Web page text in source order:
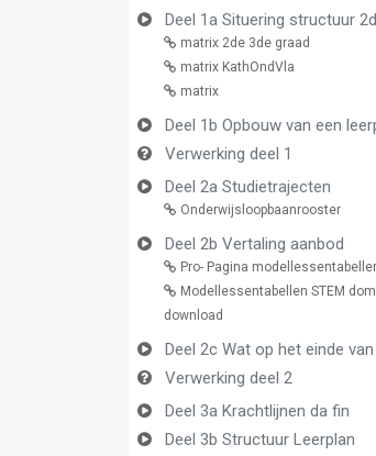
Deel 1a Situering structuur 2de en 3de
matrix 2de 3de graad
matrix KathOndVla
matrix
Deel 1b Opbouw van een leerplan
Verwerking deel 1
Deel 2a Studietrajecten
Onderwijsloopbaanrooster
Deel 2b Vertaling aanbod
Pro- Pagina
Modellessentabellen STEM
download
Deel 2c Wat op het einde van de
Verwerking deel 2
Deel 3a Krachtlijnen da fin
Deel 3b Structuur Leerplan